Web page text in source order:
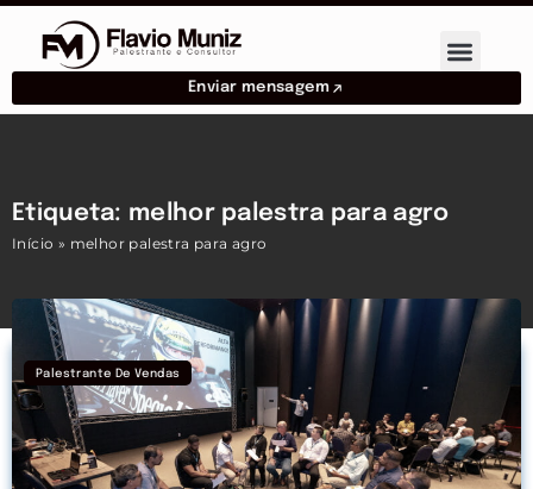
Enviar mensagem
Etiqueta: melhor palestra para agro
Início » melhor palestra para agro
Palestrante De Vendas